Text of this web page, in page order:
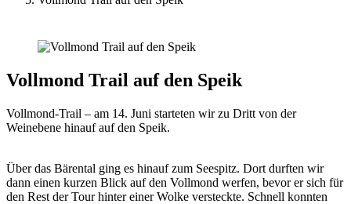
Vollmond Trail auf den Speik
Vollmond-Trail – am 14. Juni starteten wir zu Dritt von der
Weinebene hinauf auf den Speik.
Über das Bärental ging es hinauf zum Seespitz. Dort durften wir
dann einen kurzen Blick auf den Vollmond werfen, bevor er sich für
den Rest der Tour hinter einer Wolke versteckte. Schnell konnten